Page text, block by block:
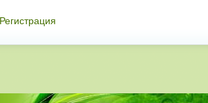
Регистрация